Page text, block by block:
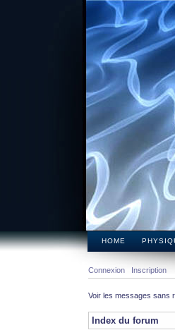
HOME
Connexion Inscription
Voir les messages sans
Index du forum